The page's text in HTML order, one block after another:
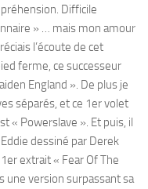
Difficile
» … mais mon amour
l’écoute de cet
ferme, ce successeur
England ». De plus je
séparés, et ce 1er volet
« Powerslave ». Et puis, il
dessiné par Derek
extrait « Fear Of The
une version surpassant sa